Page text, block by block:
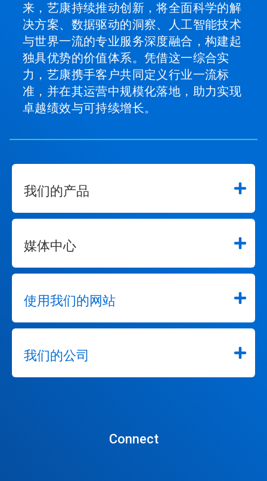
来，艺康持续推动创新，将全面科学的解
决方案、数据驱动的洞察、人工智能技术
与世界一流的专业服务深度融合，构建起
独具优势的价值体系。凭借这一综合实
力，艺康携手客户共同定义行业一流标
准，并在其运营中规模化落地，助力实现
卓越绩效与可持续增长。
我们的产品
媒体中心
使用我们的网站
我们的公司
Connect